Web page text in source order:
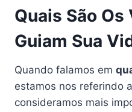
Quais São Os
Guiam Sua
Quando falamos em
estamos nos referindo
consideramos mais